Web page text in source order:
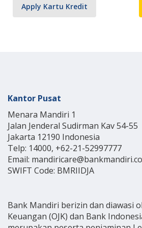
Apply Kartu Kredit
Kantor Pusat
Menara Mandiri 1
Jalan Jenderal Sudirman Kav 54-55
Jakarta 12190 Indonesia
Telp: 14000, +62-21-52997777
Email:
SWIFT Code: BMRIIDJA
Bank Mandiri berizin dan diawasi
Keuangan (OJK) dan Bank